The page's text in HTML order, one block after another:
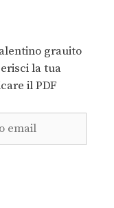
grauito
la tua
il PDF